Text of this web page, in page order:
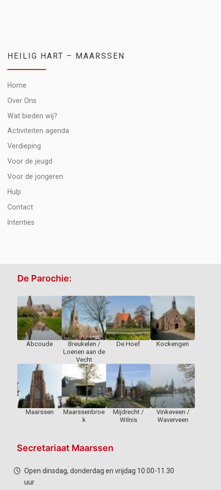
HEILIG HART – MAARSSEN
Home
Over Ons
Wat bieden wij?
Activiteiten agenda
Verdieping
Voor de jeugd
Voor de jongeren
Hulp
Contact
Intenties
De Parochie:
Abcoude
Breukelen /
Loenen aan de
Vecht
De Hoef Kockengen
Maarssen
Maarssenbroe
k
Mijdrecht /
Wilnis
Vinkeveen /
Waverveen
Secretariaat Maarssen
Open dinsdag, donderdag en vrijdag 10.00-11.30
uur